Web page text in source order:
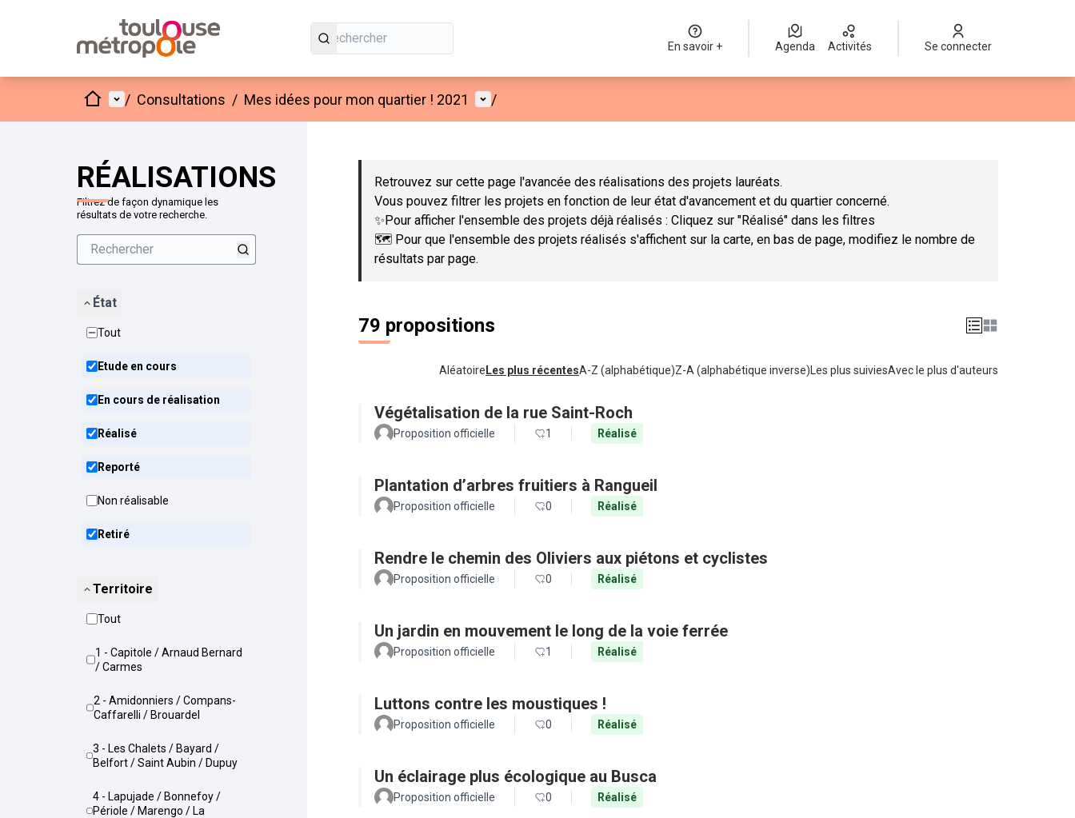
En savoir + Agenda Activités Se connecter
AccueilMenu principal
/ Consultations / Mes idées pour mon quartier ! 2021 Menu utilisateur
/
RÉALISATIONS
Filtrez de façon dynamique les
résultats de votre recherche.
État
Tout
Etude en cours
En cours de réalisation
Réalisé
Reporté
Non réalisable
Retiré
Territoire
Tout
1 - Capitole / Arnaud Bernard
/ Carmes
2 - Amidonniers / Compans-
Caffarelli / Brouardel
3 - Les Chalets / Bayard /
Belfort / Saint Aubin / Dupuy
4 - Lapujade / Bonnefoy /
Périole / Marengo / La
Passer la carte
Retrouvez sur cette page l'avancée des réalisations des projets lauréats.
Vous pouvez filtrer les projets en fonction de leur état d'avancement et du quartier concerné.
✨Pour afficher l'ensemble des projets déjà réalisés : Cliquez sur "Réalisé" dans les filtres
🗺️ Pour que l'ensemble des projets réalisés s'affichent sur la carte, en bas de page, modifiez le nombre de
résultats par page.
79 propositions
Aléatoire Les plus récentesA-Z (alphabétique)Z-A (alphabétique inverse) Les plus suiviesAvec le plus d'auteurs
Végétalisation de la rue Saint-Roch
Proposition officielle 1 Réalisé
Plantation d’arbres fruitiers à Rangueil
Proposition officielle 0 Réalisé
Rendre le chemin des Oliviers aux piétons et cyclistes
Proposition officielle 0 Réalisé
Un jardin en mouvement le long de la voie ferrée
Proposition officielle 1 Réalisé
Luttons contre les moustiques !
Proposition officielle 0 Réalisé
Un éclairage plus écologique au Busca
Proposition officielle 0 Réalisé